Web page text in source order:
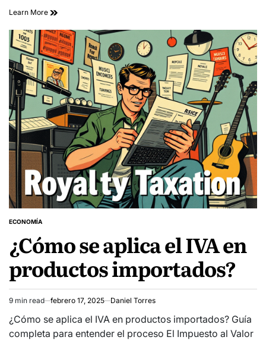
Learn More
POSTED
ECONOMÍA
¿Cómo se aplica el IVA en
productos importados?
Estimated
read
time
9 min read febrero 17, 2025 Daniel Torres
¿Cómo se aplica el IVA en productos importados? Guía
completa para entender el proceso El Impuesto al Valor